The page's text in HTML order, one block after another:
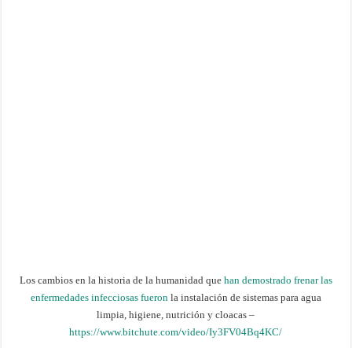
Los cambios en la historia de la humanidad que han demostrado frenar las
enfermedades infecciosas fueron la instalación de sistemas para agua
limpia, higiene, nutrición y cloacas –
https://www.bitchute.com/video/Iy3FV04Bq4KC/